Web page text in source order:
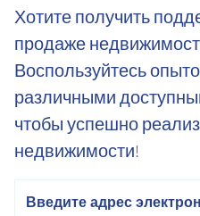
Хотите получить
продаже
Воспользуйтесь
различными
чтобы успешно
недвижимости!